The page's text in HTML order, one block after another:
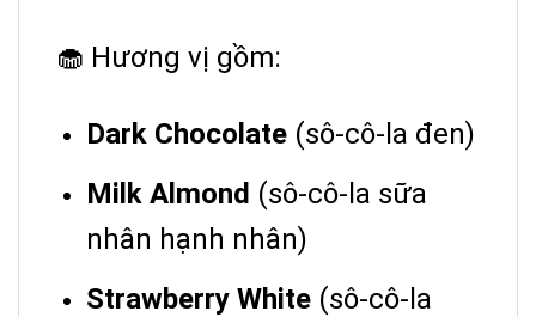
🧁 Hương vị gồm:
Dark Chocolate (sô-cô-la đen)
Milk Almond (sô-cô-la sữa
nhân hạnh nhân)
Strawberry White (sô-cô-la